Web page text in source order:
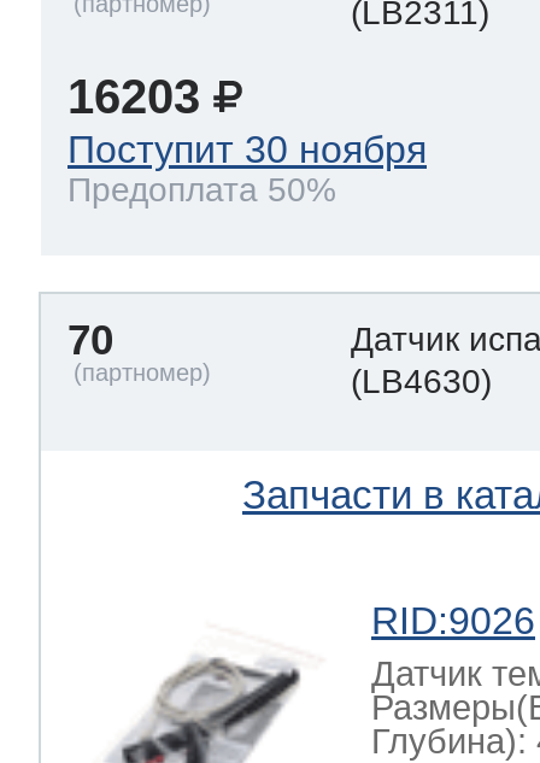
(LB2311)
16203
Поступит 30 ноября
Предоплата 50%
70
Датчик
(LB4630)
Запчасти в
RID:9026
Датчик
Глубина):